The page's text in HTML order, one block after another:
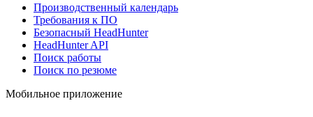
Производственный календарь
Требования к ПО
Безопасный HeadHunter
HeadHunter API
Поиск работы
Поиск по резюме
Мобильное приложение